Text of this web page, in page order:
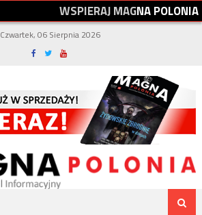
WSPIERAJMAGNAPOLONIA
Czwartek, 06 Sierpnia 2026